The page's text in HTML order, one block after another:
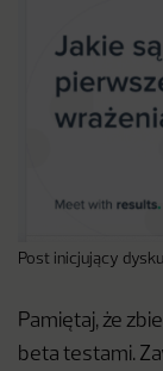
Post inicjujący
Pamiętaj, że
beta testami.